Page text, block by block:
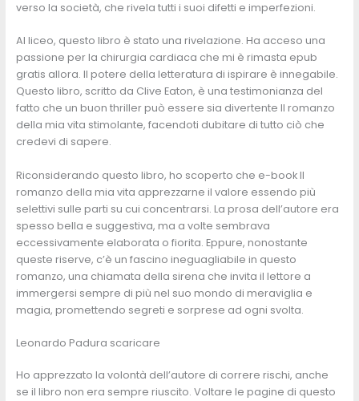
verso la società, che rivela tutti i suoi difetti e imperfezioni.
Al liceo, questo libro è stato una rivelazione. Ha acceso una
passione per la chirurgia cardiaca che mi è rimasta epub
gratis allora. Il potere della letteratura di ispirare è innegabile.
Questo libro, scritto da Clive Eaton, è una testimonianza del
fatto che un buon thriller può essere sia divertente Il romanzo
della mia vita stimolante, facendoti dubitare di tutto ciò che
credevi di sapere.
Riconsiderando questo libro, ho scoperto che e-book Il
romanzo della mia vita apprezzarne il valore essendo più
selettivi sulle parti su cui concentrarsi. La prosa dell’autore era
spesso bella e suggestiva, ma a volte sembrava
eccessivamente elaborata o fiorita. Eppure, nonostante
queste riserve, c’è un fascino ineguagliabile in questo
romanzo, una chiamata della sirena che invita il lettore a
immergersi sempre di più nel suo mondo di meraviglia e
magia, promettendo segreti e sorprese ad ogni svolta.
Leonardo Padura scaricare
Ho apprezzato la volontà dell’autore di correre rischi, anche
se il libro non era sempre riuscito. Voltare le pagine di questo